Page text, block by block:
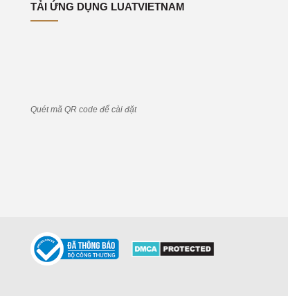
TẢI ỨNG DỤNG LUATVIETNAM
Quét mã QR code để cài đặt